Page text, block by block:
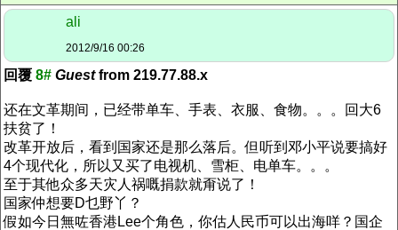
ali
2012/9/16 00:26
回覆 8# Guestfrom 219.77.88.x
还在文革期间，已经带单车、手表、衣服、食物。。。回大6
扶贫了！
改革开放后，看到国家还是那么落后。但听到邓小平说要搞好
4个现代化，所以又买了电视机、雪柜、电单车。。。
至于其他众多天灾人祸嘅捐款就甭说了！
国家仲想要D乜野丫？
假如今日無咗香港Lee个角色，你估人民币可以出海咩？国企